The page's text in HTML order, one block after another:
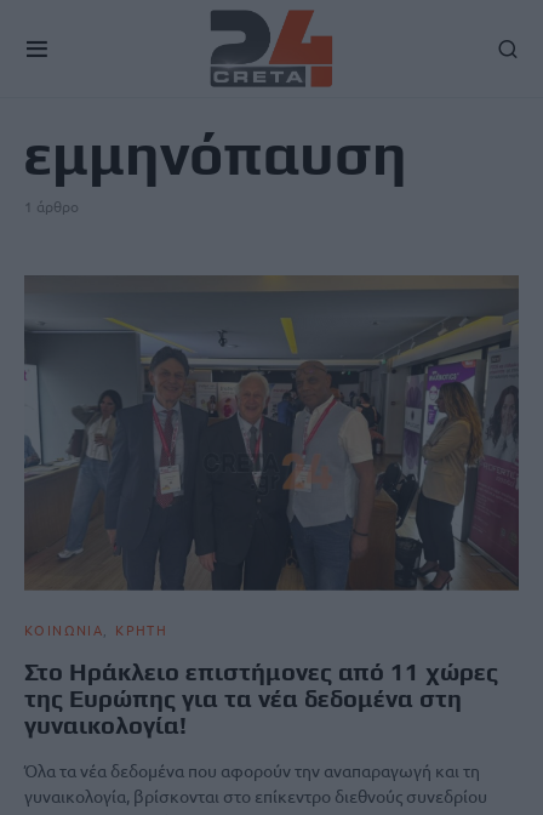
εμμηνόπαυση
1 άρθρο
ΚΟΙΝΩΝΙΑ ΚΡΗΤΗ
Στο Ηράκλειο επιστήμονες από 11 χώρες
της Ευρώπης για τα νέα δεδομένα στη
γυναικολογία!
Όλα τα νέα δεδομένα που αφορούν την αναπαραγωγή και τη
γυναικολογία, βρίσκονται στο επίκεντρο διεθνούς συνεδρίου